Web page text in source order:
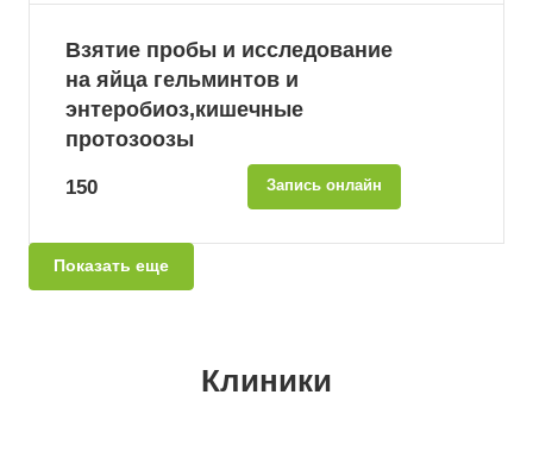
Взятие пробы и исследование
на яйца гельминтов и
энтеробиоз,кишечные
протозоозы
150 Запись онлайн
Показать еще
Клиники